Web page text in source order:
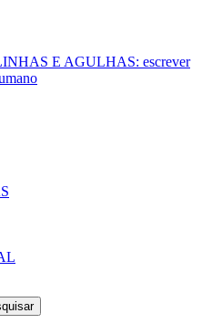
E AGULHAS: escrever